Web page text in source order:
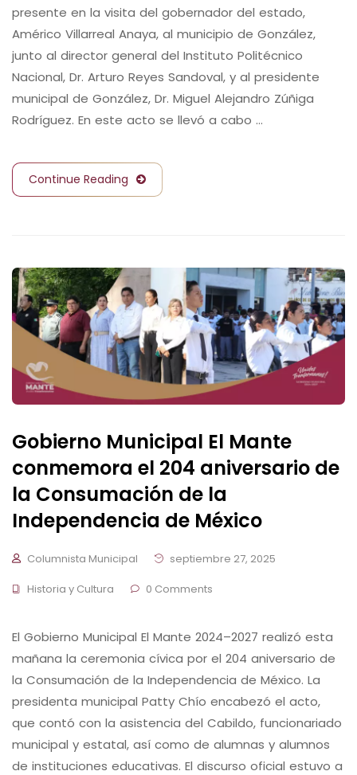
presente en la visita del gobernador del estado,
Américo Villarreal Anaya, al municipio de González,
junto al director general del Instituto Politécnico
Nacional, Dr. Arturo Reyes Sandoval, y al presidente
municipal de González, Dr. Miguel Alejandro Zúñiga
Rodríguez. En este acto se llevó a cabo …
Continue Reading
Gobierno Municipal El Mante
conmemora el 204 aniversario de
la Consumación de la
Independencia de México
Columnista Municipal
septiembre 27, 2025
Historia y Cultura
0 Comments
El Gobierno Municipal El Mante 2024–2027 realizó esta
mañana la ceremonia cívica por el 204 aniversario de
la Consumación de la Independencia de México. La
presidenta municipal Patty Chío encabezó el acto,
que contó con la asistencia del Cabildo, funcionariado
municipal y estatal, así como de alumnas y alumnos
de instituciones educativas. El discurso oficial estuvo a